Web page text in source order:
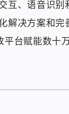
互、语音识
解决方案和
台赋能数十